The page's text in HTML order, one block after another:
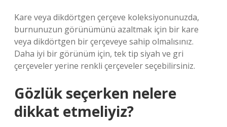
Kare veya dikdörtgen çerçeve koleksiyonunuzda,
burnunuzun görünümünü azaltmak için bir kare
veya dikdörtgen bir çerçeveye sahip olmalısınız.
Daha iyi bir görünüm için, tek tip siyah ve gri
çerçeveler yerine renkli çerçeveler seçebilirsiniz.
Gözlük seçerken nelere
dikkat etmeliyiz?